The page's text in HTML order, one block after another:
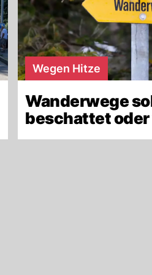
Wegen Hitze
Wanderwege
beschattet